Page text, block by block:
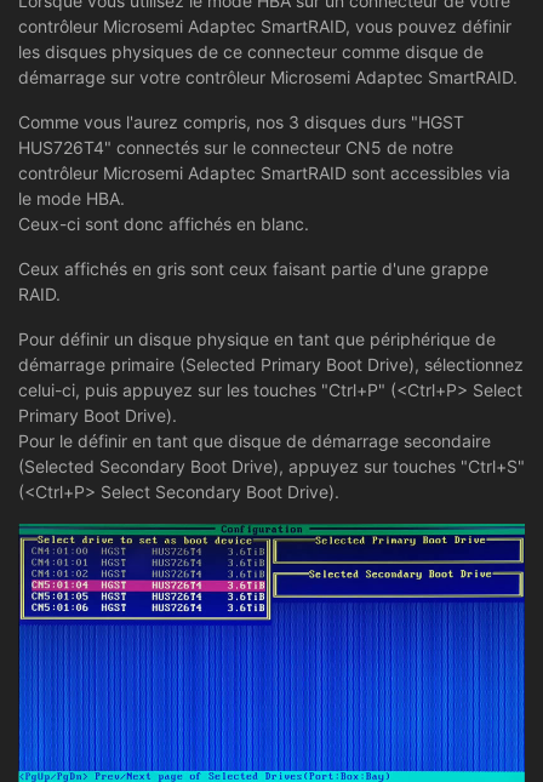
contrôleur Microsemi Adaptec SmartRAID, vous pouvez définir
les disques physiques de ce connecteur comme disque de
démarrage sur votre contrôleur Microsemi Adaptec SmartRAID.
Comme vous l'aurez compris, nos 3 disques durs "HGST
HUS726T4" connectés sur le connecteur CN5 de notre
contrôleur Microsemi Adaptec SmartRAID sont accessibles via
le mode HBA.
Ceux-ci sont donc affichés en blanc.
Ceux affichés en gris sont ceux faisant partie d'une grappe
RAID.
Pour définir un disque physique en tant que périphérique de
démarrage primaire (Selected Primary Boot Drive), sélectionnez
celui-ci, puis appuyez sur les touches "Ctrl+P" (<Ctrl+P> Select
Primary Boot Drive).
Pour le définir en tant que disque de démarrage secondaire
(Selected Secondary Boot Drive), appuyez sur touches "Ctrl+S"
(<Ctrl+P> Select Secondary Boot Drive).